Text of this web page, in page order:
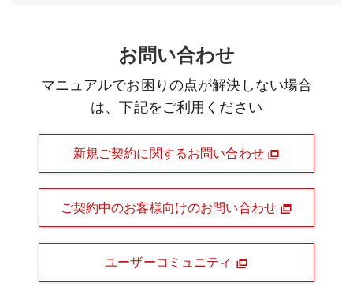
お問い合わせ
マニュアルでお困りの点が解決しない場合
は、下記をご利用ください
新規ご契約に関するお問い合わせ
ご契約中のお客様向けのお問い合わせ
ユーザーコミュニティ